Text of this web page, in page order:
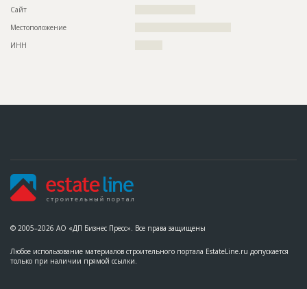
Сайт
Местоположение
ИНН
© 2005–2026 АО «ДП Бизнес Пресс». Все права защищены
Любое использование материалов строительного портала EstateLine.ru допускается
только при наличии прямой ссылки.